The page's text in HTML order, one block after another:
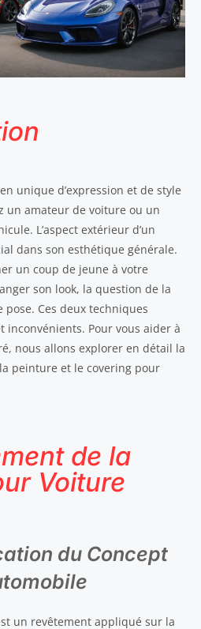
unique d’expression et de style
un amateur de voiture ou un
L’aspect extérieur d’un
dans son esthétique générale.
un coup de jeune à votre
son look, la question de la
Ces deux techniques
inconvénients. Pour vous aider à
nous allons explorer en détail la
peinture et le covering pour
de la
Voiture
du Concept
un revêtement appliqué sur la